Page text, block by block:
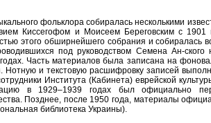
фольклора собиралась несколькими
Киссегофом и Моисеем Береговским с 1901
этого обширнейшего собрания и собиралась
под руководством Семена Ан-
Часть материалов была записана на
Нотную и текстовую расшифровку записей
Института (Кабинета) еврейской
в 1929–1939 годах был официально
Позднее, после 1950 года, материалы
библиотека Украины).